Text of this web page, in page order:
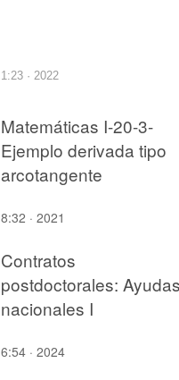
1:23 · 2022
Matemáticas I-20-3-
Ejemplo derivada tipo
arcotangente
8:32 · 2021
Contratos
postdoctorales:
nacionales I
6:54 · 2024